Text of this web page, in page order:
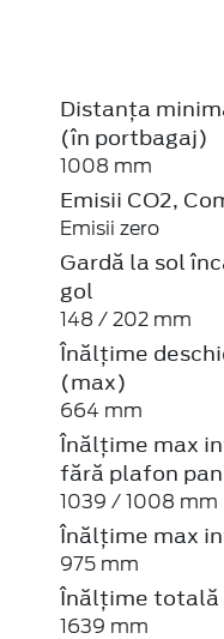
Distanța
(în portbagaj)
1008 mm
Emisii CO2,
Emisii zero
Gardă la sol
gol
148 / 202 mm
Înălțime
(max)
664 mm
Înălțime max
fără plafon
1039 / 1008 mm
Înălțime max
975 mm
Înălțime totală
1639 mm